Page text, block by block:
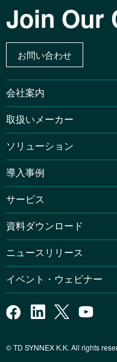
Join Our
お問い合わせ
会社案内
取扱いメーカー
ソリューション
導入事例
サービス
資料ダウンロード
ニュースリリース
イベント・ウェビナー
© TD SYNNEX K.K. All rights